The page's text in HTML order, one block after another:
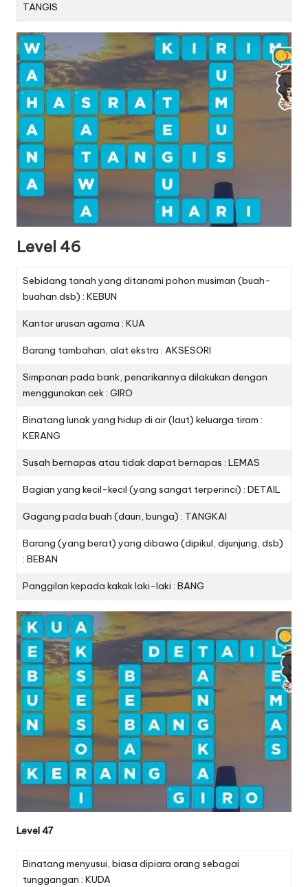
TANGIS
Level 46
Sebidang tanah yang ditanami pohon musiman (buah-
buahan dsb) : KEBUN
Kantor urusan agama : KUA
Barang tambahan, alat ekstra : AKSESORI
Simpanan pada bank, penarikannya dilakukan dengan
menggunakan cek : GIRO
Binatang lunak yang hidup di air (laut) keluarga tiram :
KERANG
Susah bernapas atau tidak dapat bernapas : LEMAS
Bagian yang kecil-kecil (yang sangat terperinci) : DETAIL
Gagang pada buah (daun, bunga) : TANGKAI
Barang (yang berat) yang dibawa (dipikul, dijunjung, dsb)
: BEBAN
Panggilan kepada kakak laki-laki : BANG
Level 47
Binatang menyusui, biasa dipiara orang sebagai
tunggangan : KUDA